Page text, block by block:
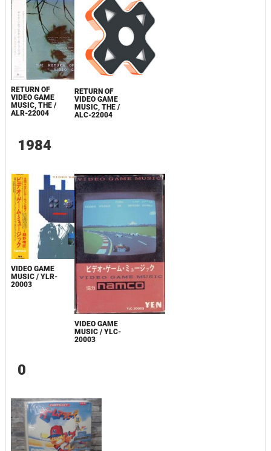
RETURN OF
VIDEO GAME
MUSIC, THE /
ALR-22004
RETURN OF
VIDEO GAME
MUSIC, THE /
ALC-22004
1984
VIDEO GAME
MUSIC / YLR-
20003
VIDEO GAME
MUSIC / YLC-
20003
0